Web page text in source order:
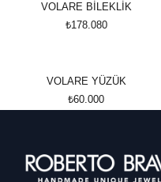
VOLARE BİLEKLİK
₺178.080
VOLARE YÜZÜK
₺60.000